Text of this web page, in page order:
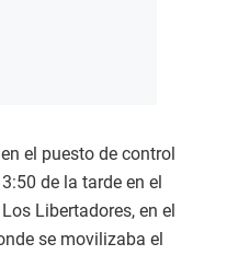
el puesto de control
de la tarde en el
Libertadores, en el
se movilizaba el